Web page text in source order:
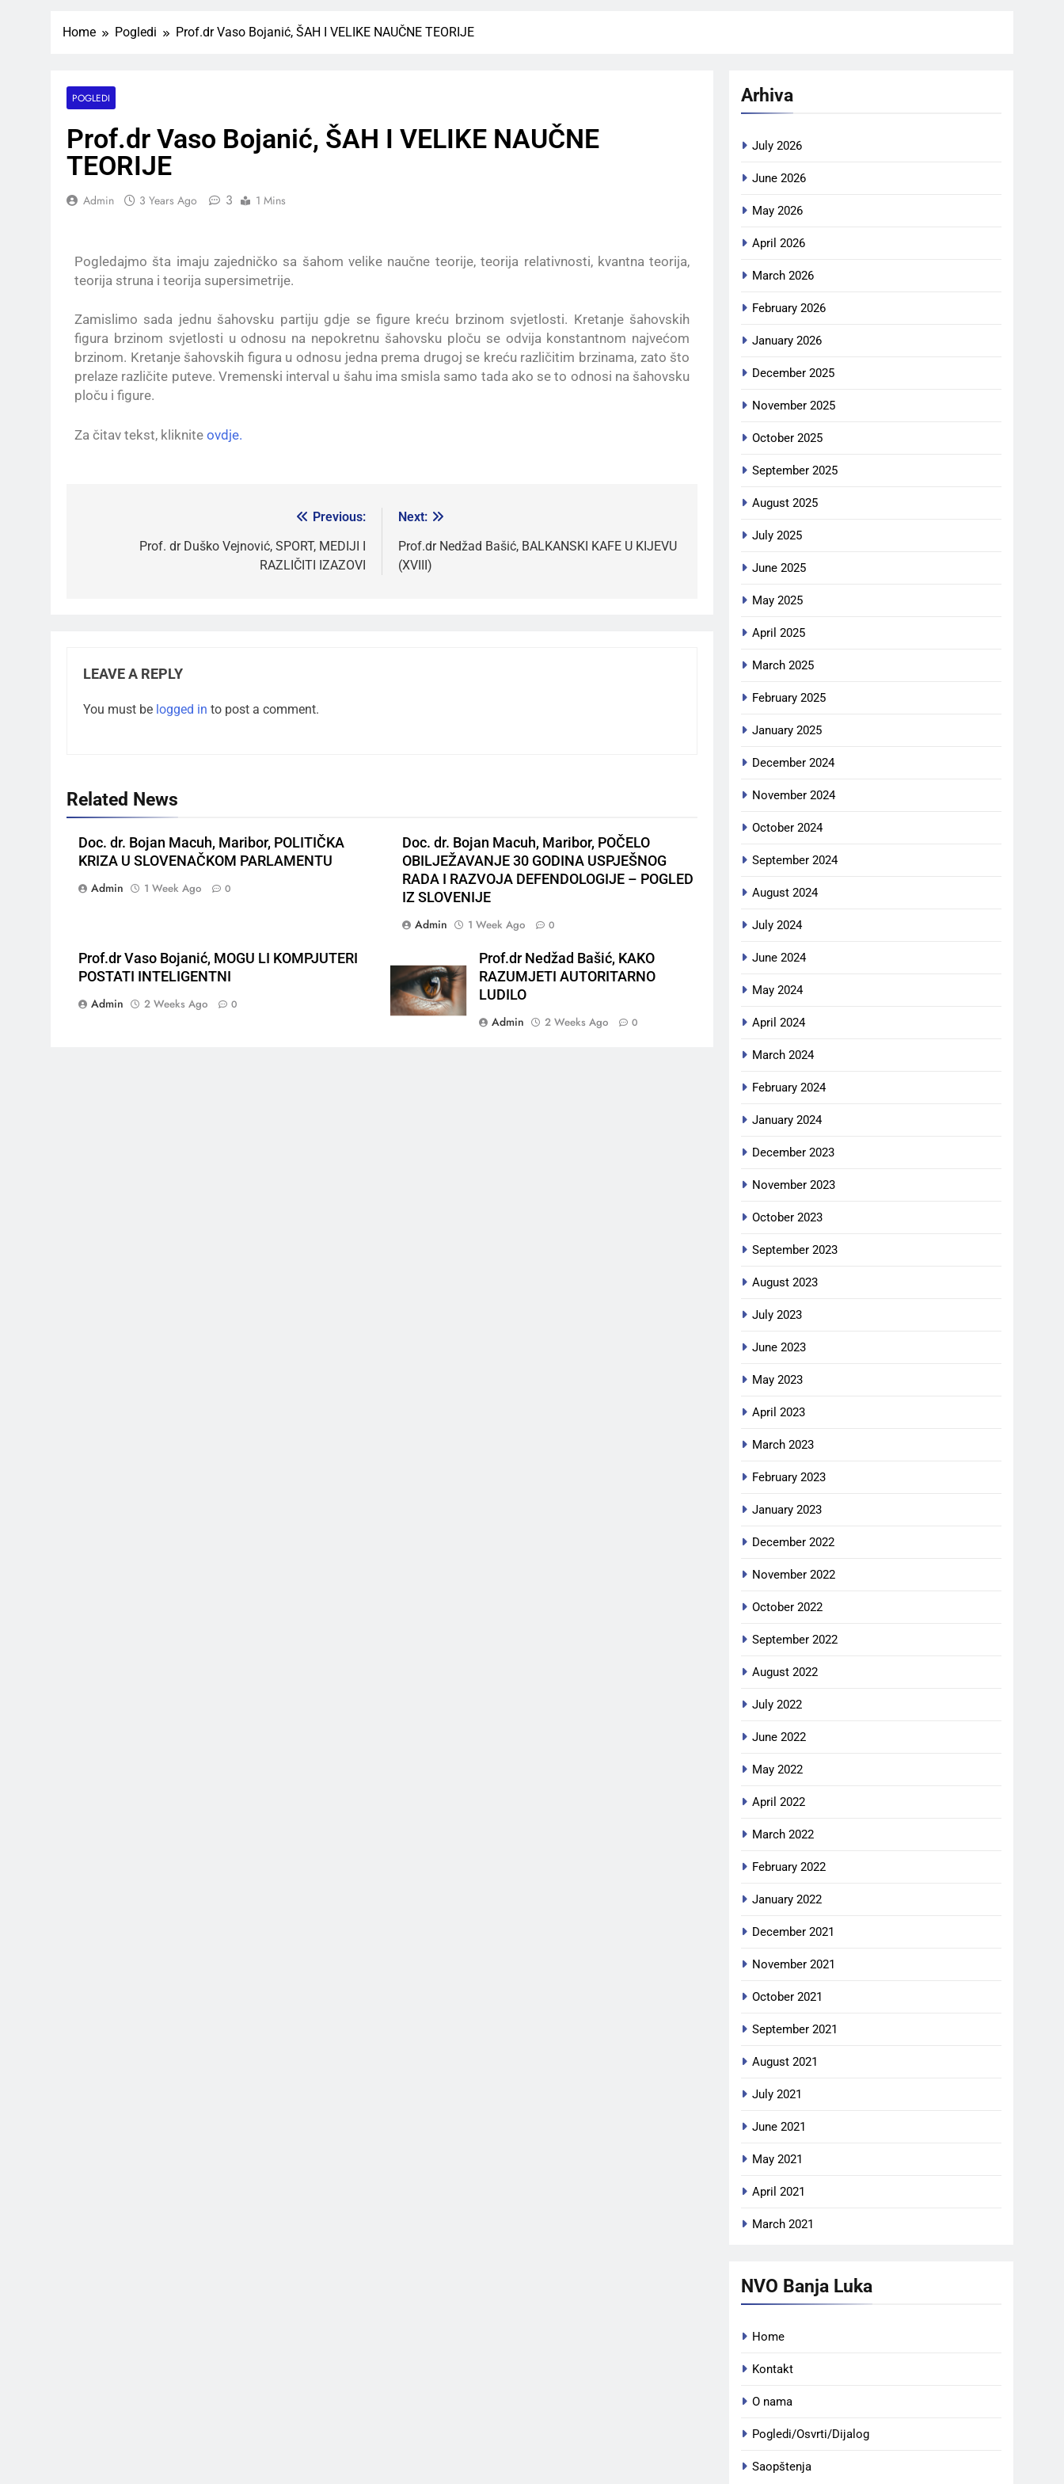
Home Pogledi Prof.dr Vaso Bojanić, ŠAH I VELIKE NAUČNE TEORIJE
POGLEDI
Prof.dr Vaso Bojanić, ŠAH I VELIKE NAUČNE
TEORIJE
Admin 3 Years Ago 3 1 Mins
Pogledajmo šta imaju zajedničko sa šahom velike naučne teorije, teorija relativnosti, kvantna teorija,
teorija struna i teorija supersimetrije.
Zamislimo sada jednu šahovsku partiju gdje se figure kreću brzinom svjetlosti. Kretanje šahovskih
figura brzinom svjetlosti u odnosu na nepokretnu šahovsku ploču se odvija konstantnom najvećom
brzinom. Kretanje šahovskih figura u odnosu jedna prema drugoj se kreću različitim brzinama, zato što
prelaze različite puteve. Vremenski interval u šahu ima smisla samo tada ako se to odnosi na šahovsku
ploču i figure.
Za čitav tekst, kliknite ovdje.
Previous:
Prof. dr Duško Vejnović, SPORT, MEDIJI I
RAZLIČITI IZAZOVI
Next:
Prof.dr Nedžad Bašić, BALKANSKI KAFE U KIJEVU
(XVIII)
LEAVE A REPLY
You must be logged in to post a comment.
Related News
Doc. dr. Bojan Macuh, Maribor, POLITIČKA
KRIZA U SLOVENAČKOM PARLAMENTU
Admin
1 Week Ago 0
Doc. dr. Bojan Macuh, Maribor, POČELO
OBILJEŽAVANJE 30 GODINA USPJEŠNOG
RADA I RAZVOJA DEFENDOLOGIJE – POGLED
IZ SLOVENIJE
Admin
1 Week Ago 0
Prof.dr Vaso Bojanić, MOGU LI KOMPJUTERI
POSTATI INTELIGENTNI
Admin
2 Weeks Ago 0
Prof.dr Nedžad Bašić, KAKO
RAZUMJETI AUTORITARNO
LUDILO
Admin
2 Weeks Ago 0
Arhiva
July 2026
June 2026
May 2026
April 2026
March 2026
February 2026
January 2026
December 2025
November 2025
October 2025
September 2025
August 2025
July 2025
June 2025
May 2025
April 2025
March 2025
February 2025
January 2025
December 2024
November 2024
October 2024
September 2024
August 2024
July 2024
June 2024
May 2024
April 2024
March 2024
February 2024
January 2024
December 2023
November 2023
October 2023
September 2023
August 2023
July 2023
June 2023
May 2023
April 2023
March 2023
February 2023
January 2023
December 2022
November 2022
October 2022
September 2022
August 2022
July 2022
June 2022
May 2022
April 2022
March 2022
February 2022
January 2022
December 2021
November 2021
October 2021
September 2021
August 2021
July 2021
June 2021
May 2021
April 2021
March 2021
NVO Banja Luka
Home
Kontakt
O nama
Pogledi/Osvrti/Dijalog
Saopštenja